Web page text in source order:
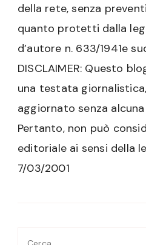
della rete, senza
quanto protetti dalla
d’autore n. 633/1941e
DISCLAIMER: Questo
una testata
aggiornato senza
Pertanto, non può
editoriale ai sensi della
7/03/2001
Ricerca